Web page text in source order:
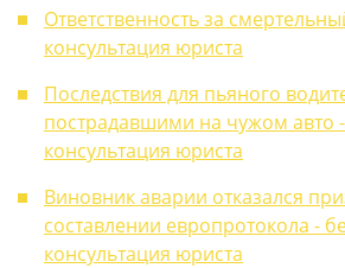
Ответственность за
консультация юриста
Последствия для пьяного
пострадавшими на чужом авто
консультация юриста
Виновник аварии отказался
составлении европротокола -
консультация юриста